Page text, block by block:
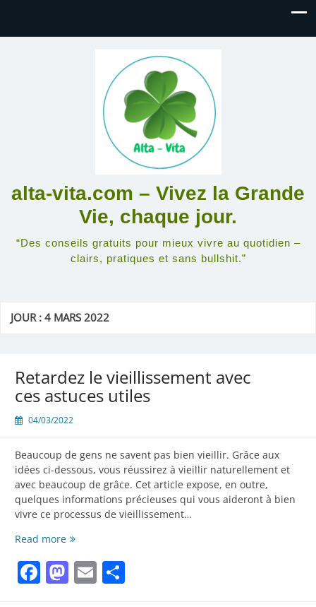
alta-vita.com – Vivez la Grande
Vie, chaque jour.
“Des conseils gratuits pour mieux vivre au quotidien –
clairs, pratiques et sans bullshit.”
JOUR :4 MARS 2022
Retardez le vieillissement avec
ces astuces utiles
04/03/2022
Beaucoup de gens ne savent pas bien vieillir. Grâce aux
idées ci-dessous, vous réussirez à vieillir naturellement et
avec beaucoup de grâce. Cet article expose, en outre,
quelques informations précieuses qui vous aideront à bien
vivre ce processus de vieillissement…
Read moreRetardez
vieillissement
avec
Facebook
Mastodon
Email